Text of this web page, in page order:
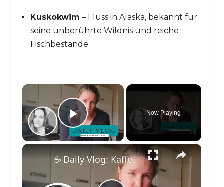
Kuskokwim – Fluss in Alaska, bekannt für
seine unberührte Wildnis und reiche
Fischbestände
×
Play Video
Now Playing
×
☕️ Daily Vlog: Kaffeetasse verlegt & das Ende der Dunkelheit 🌑 | Arbeiten mit falschen Kollegen 😤